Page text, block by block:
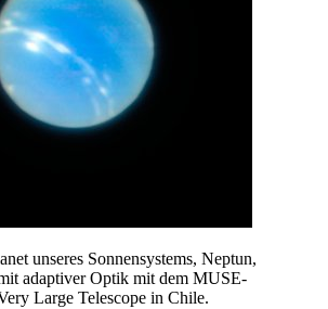
unseres Sonnensystems, Neptun,
adaptiver Optik mit dem MUSE-
Large Telescope in Chile.